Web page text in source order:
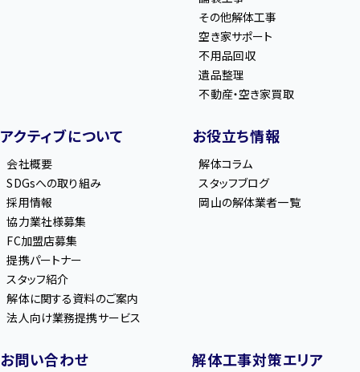
その他解体工事
空き家サポート
不用品回収
遺品整理
不動産・空き家買取
アクティブについて
会社概要
SDGsへの取り組み
採用情報
協力業社様募集
FC加盟店募集
提携パートナー
スタッフ紹介
解体に関する資料のご案内
法人向け業務提携サービス
お役立ち情報
解体コラム
スタッフブログ
岡山の解体業者一覧
お問い合わせ 解体工事対策エリア